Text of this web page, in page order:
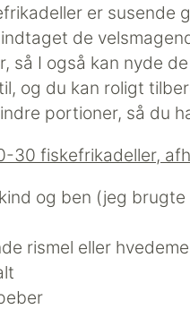
er susende
de
så I også kan nyde
og du kan roligt
portioner, så du
30 fiskefrikadeller,
og ben (jeg
rismel eller